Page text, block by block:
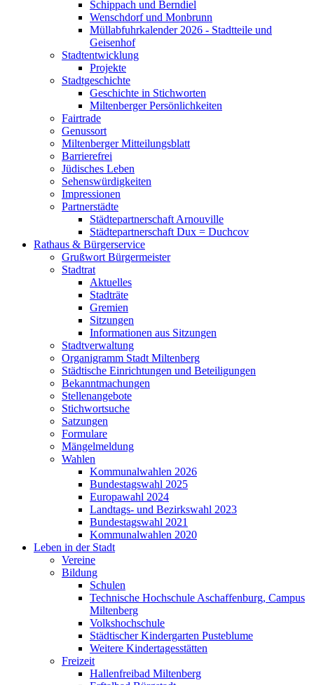
Schippach und Berndiel
Wenschdorf und Monbrunn
Müllabfuhrkalender 2026 - Stadtteile und
Geisenhof
Stadtentwicklung
Projekte
Stadtgeschichte
Geschichte in Stichworten
Miltenberger Persönlichkeiten
Fairtrade
Genussort
Miltenberger Mitteilungsblatt
Barrierefrei
Jüdisches Leben
Sehenswürdigkeiten
Impressionen
Partnerstädte
Städtepartnerschaft Arnouville
Städtepartnerschaft Dux = Duchcov
Rathaus & Bürgerservice
Grußwort Bürgermeister
Stadtrat
Aktuelles
Stadträte
Gremien
Sitzungen
Informationen aus Sitzungen
Stadtverwaltung
Organigramm Stadt Miltenberg
Städtische Einrichtungen und Beteiligungen
Bekanntmachungen
Stellenangebote
Stichwortsuche
Satzungen
Formulare
Mängelmeldung
Wahlen
Kommunalwahlen 2026
Bundestagswahl 2025
Europawahl 2024
Landtags- und Bezirkswahl 2023
Bundestagswahl 2021
Kommunalwahlen 2020
Leben in der Stadt
Vereine
Bildung
Schulen
Technische Hochschule Aschaffenburg, Campus
Miltenberg
Volkshochschule
Städtischer Kindergarten Pusteblume
Weitere Kindertagesstätten
Freizeit
Hallenfreibad Miltenberg